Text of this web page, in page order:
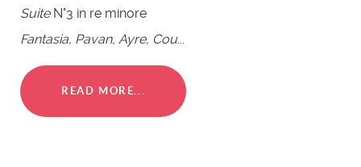
SuiteN°3 in re minore
Fantasia, Pavan, Ayre, Cou...
READ MORE...